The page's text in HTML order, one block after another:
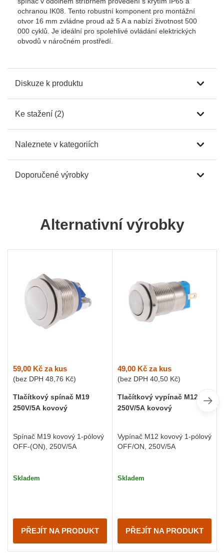
ochranou IK08. Tento robustní komponent pro montážní
otvor 16 mm zvládne proud až 5 A a nabízí životnost 500
000 cyklů. Je ideální pro spolehlivé ovládání elektrických
obvodů v náročném prostředí.
Diskuze k produktu
Ke stažení (2)
Naleznete v kategoriích
Doporučené výrobky
Alternativní výrobky
59,00 Kč za kus
(bez DPH 48,76 Kč)
Tlačítkový spínač M19
250V/5A kovový
Spínač M19 kovový 1-pólový
OFF-(ON), 250V/5A
Skladem
PŘEJÍT NA PRODUKT
49,00 Kč za kus
(bez DPH 40,50 Kč)
Tlačítkový vypínač M12
250V/5A kovový
Vypínač M12 kovový 1-pólový
OFF/ON, 250V/5A
Skladem
PŘEJÍT NA PRODUKT